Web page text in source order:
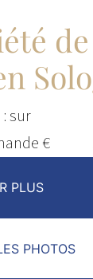
de
sur
€
PLUS
PHOTOS